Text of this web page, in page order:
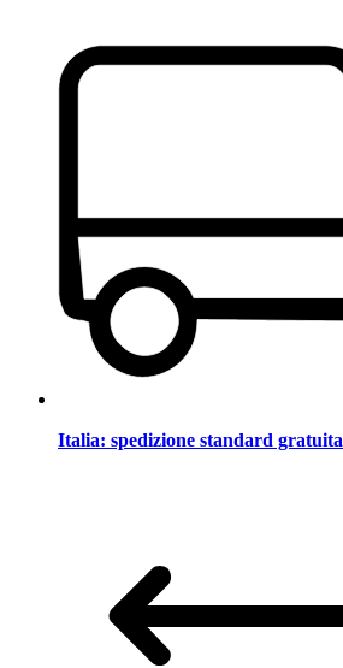
Italia: spedizione standard gratuita